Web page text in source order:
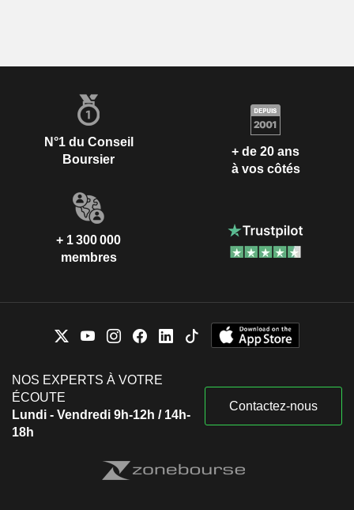
N°1 du Conseil
Boursier
+ de 20 ans
à vos côtés
+ 1 300 000
membres
NOS EXPERTS À VOTRE
ÉCOUTE
Lundi - Vendredi 9h-12h / 14h-
18h
Contactez-nous